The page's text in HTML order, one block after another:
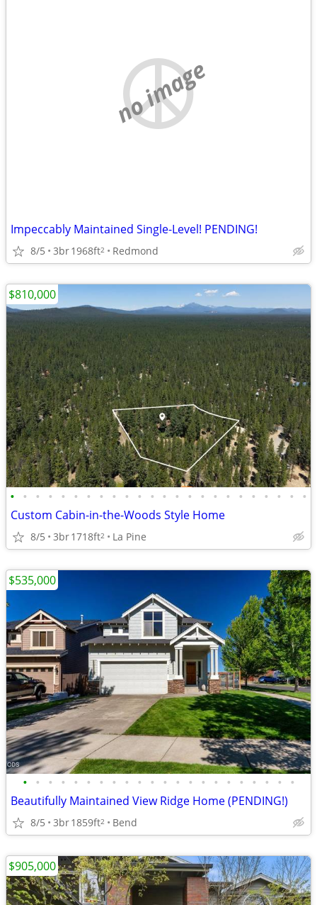
no image
Impeccably Maintained Single-Level! PENDING!
8/5 3br1968ft2 Redmond
• • • • • • • • • • • • • • • • • • • • • • • •
Custom Cabin-in-the-Woods Style Home
8/5 3br1718ft2 La Pine
$810,000
• • • • • • • • • • • • • • • • • • • • • •
Beautifully Maintained View Ridge Home (PENDING!)
8/5 3br1859ft2 Bend
$535,000
$905,000